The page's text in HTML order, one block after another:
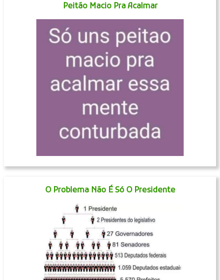
Peitão Macio Pra Acalmar
O Problema Não É Só O Presidente